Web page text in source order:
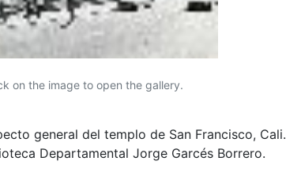
on the image to open the gallery.
general del templo de San Francisco, Cali.
Departamental Jorge Garcés Borrero.